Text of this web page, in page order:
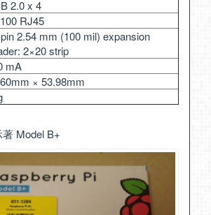
2.0 x 4
RJ45
2.54 mm (100 mil) expansion
2×20 strip
mA
× 53.98mm
Model B+